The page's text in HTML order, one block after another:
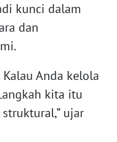
kunci dalam
dan
Anda kelola
kita itu
ujar